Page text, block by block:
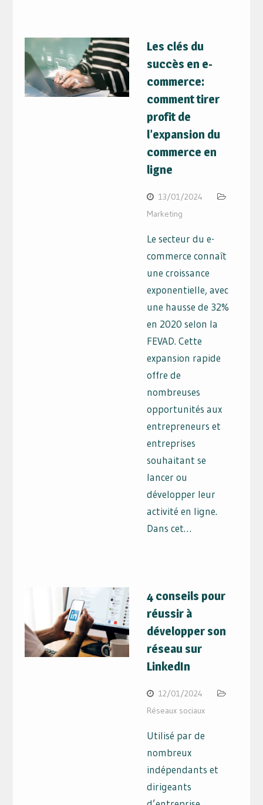
Les clés du
succès en e-
commerce:
comment tirer
profit de
l’expansion du
commerce en
ligne
13/01/2024
Marketing
Le secteur du e-
commerce connaît
une croissance
exponentielle, avec
une hausse de 32%
en 2020 selon la
FEVAD. Cette
expansion rapide
offre de
nombreuses
opportunités aux
entrepreneurs et
entreprises
souhaitant se
lancer ou
développer leur
activité en ligne.
Dans cet…
4 conseils pour
réussir à
développer son
réseau sur
LinkedIn
12/01/2024
Réseaux sociaux
Utilisé par de
nombreux
indépendants et
dirigeants